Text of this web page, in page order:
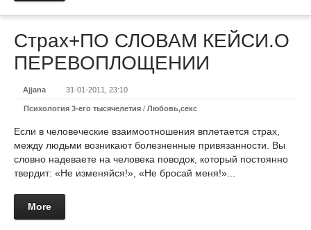
Страх+ПО СЛОВАМ КЕЙСИ.О
ПЕРЕВОПЛОЩЕНИИ
Ajjana 31-01-2011, 23:10
Психология 3-его тысячелетия / Любовь,секс
Если в человеческие взаимоотношения вплетается страх,
между людьми возникают болезненные привязанности. Вы
словно надеваете на человека поводок, который постоянно
твердит: «Не изменяйся!», «Не бросай меня!»...
More